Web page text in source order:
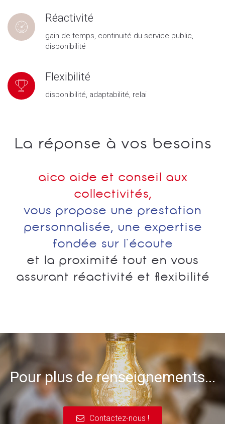
Réactivité
gain de temps, continuité du service public,
disponibilité
Flexibilité
disponibilité, adaptabilité, relai
La réponse à vos besoins
aico aide et conseil aux
collectivités,
vous propose une prestation
personnalisée, une expertise
fondée sur l’écoute
et la proximité tout en vous
assurant réactivité et flexibilité
Pour plus de renseignements...
Contactez-nous !